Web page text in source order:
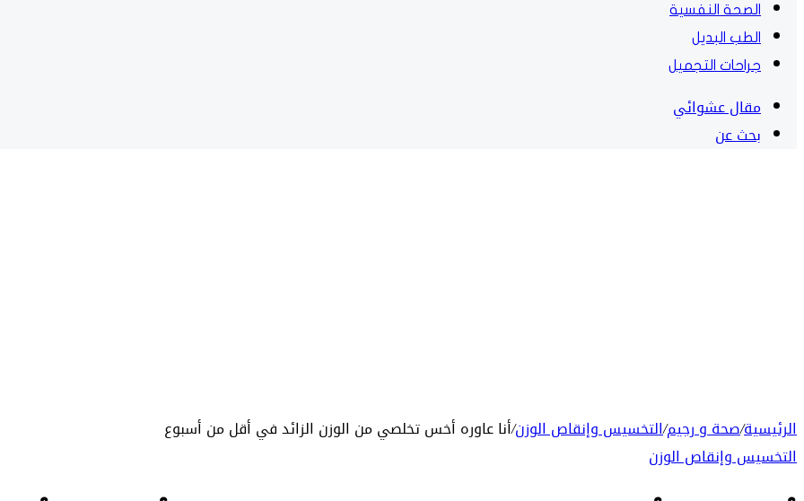
الصحة النفسية
الطب البديل
جراحات التجميل
مقال عشوائي
بحث عن
الرئيسية/صحة و رجيم/التخسيس وإنقاص الوزن/أنا عاوره أخس تخلصي من الوزن الزائد في أقل من أسبوع
التخسيس وإنقاص الوزن